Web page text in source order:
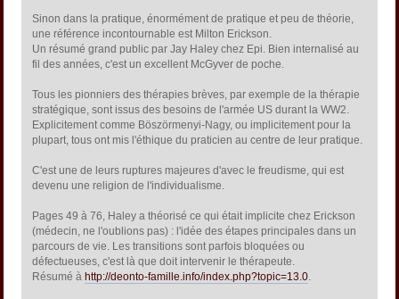
Sinon dans la pratique, énormément de pratique et peu de théorie,
une référence incontournable est Milton Erickson.
Un résumé grand public par Jay Haley chez Epi. Bien internalisé au
fil des années, c'est un excellent McGyver de poche.
Tous les pionniers des thérapies brèves, par exemple de la thérapie
stratégique, sont issus des besoins de l'armée US durant la WW2.
Explicitement comme Böszörmenyi-Nagy, ou implicitement pour la
plupart, tous ont mis l'éthique du praticien au centre de leur pratique.
C'est une de leurs ruptures majeures d'avec le freudisme, qui est
devenu une religion de l'individualisme.
Pages 49 à 76, Haley a théorisé ce qui était implicite chez Erickson
(médecin, ne l'oublions pas) : l'idée des étapes principales dans un
parcours de vie. Les transitions sont parfois bloquées ou
défectueuses, c'est là que doit intervenir le thérapeute.
Résumé à http://deonto-famille.info/index.php?topic=13.0.